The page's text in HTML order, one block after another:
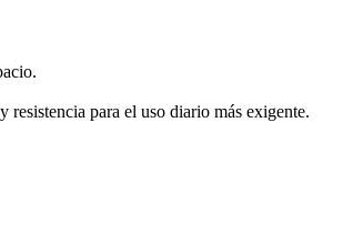
para el uso diario más exigente.